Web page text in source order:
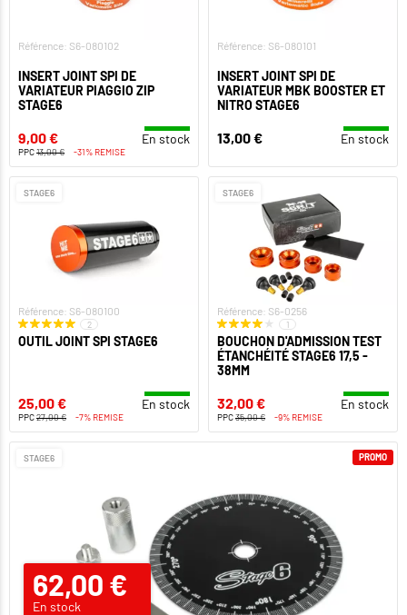
Référence: S6-080102
INSERT JOINT SPI DE
VARIATEUR PIAGGIO ZIP
STAGE6
9,00 € En stock
PPC13,00 € -31% REMISE
Référence: S6-080101
INSERT JOINT SPI DE
VARIATEUR MBK BOOSTER ET
NITRO STAGE6
13,00 € En stock
STAGE6
Référence: S6-080100
2
OUTIL JOINT SPI STAGE6
25,00 € En stock
PPC27,00 € -7% REMISE
STAGE6
Référence: S6-0256
1
BOUCHON D'ADMISSION TEST
ÉTANCHÉITÉ STAGE6 17,5 -
38MM
32,00 € En stock
PPC35,00 € -9% REMISE
STAGE6
62,00 €
En stock
PROMO